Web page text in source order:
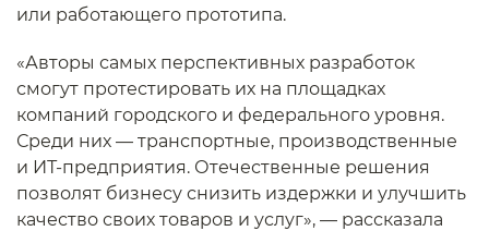
или работающего прототипа.
«Авторы самых перспективных разработок
смогут протестировать их на площадках
компаний городского и федерального уровня.
Среди них — транспортные, производственные
и ИТ-предприятия. Отечественные решения
позволят бизнесу снизить издержки и улучшить
качество своих товаров и услуг», — рассказала